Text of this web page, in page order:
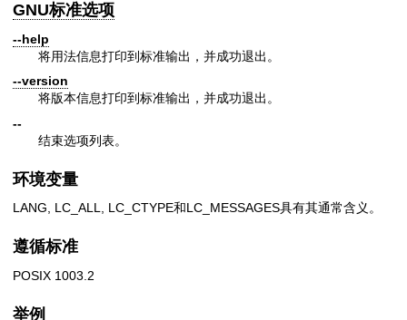
GNU标准选项
--help
将用法信息打印到标准输出，并成功退出。
--version
将版本信息打印到标准输出，并成功退出。
--
结束选项列表。
环境变量
LANG, LC_ALL, LC_CTYPE和LC_MESSAGES具有其通常含义。
遵循标准
POSIX 1003.2
举例